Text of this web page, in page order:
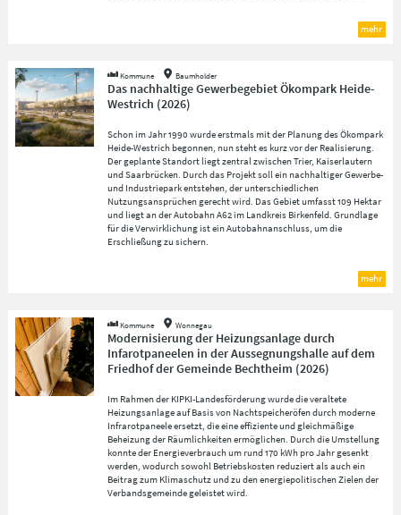
mehr
Das nachhaltige Gewerbegebiet Ökompark Heide-
Westrich (2026)
Kommune Baumholder
Schon im Jahr 1990 wurde erstmals mit der Planung des Ökompark
Heide-Westrich begonnen, nun steht es kurz vor der Realisierung.
Der geplante Standort liegt zentral zwischen Trier, Kaiserlautern
und Saarbrücken. Durch das Projekt soll ein nachhaltiger Gewerbe-
und Industriepark entstehen, der unterschiedlichen
Nutzungsansprüchen gerecht wird. Das Gebiet umfasst 109 Hektar
und liegt an der Autobahn A62 im Landkreis Birkenfeld. Grundlage
für die Verwirklichung ist ein Autobahnanschluss, um die
Erschließung zu sichern.
mehr
Modernisierung der Heizungsanlage durch
Infarotpaneelen in der Aussegnungshalle auf dem
Friedhof der Gemeinde Bechtheim (2026)
Kommune Wonnegau
Im Rahmen der KIPKI-Landesförderung wurde die veraltete
Heizungsanlage auf Basis von Nachtspeicheröfen durch moderne
Infrarotpaneele ersetzt, die eine effiziente und gleichmäßige
Beheizung der Räumlichkeiten ermöglichen. Durch die Umstellung
konnte der Energieverbrauch um rund 170 kWh pro Jahr gesenkt
werden, wodurch sowohl Betriebskosten reduziert als auch ein
Beitrag zum Klimaschutz und zu den energiepolitischen Zielen der
Verbandsgemeinde geleistet wird.